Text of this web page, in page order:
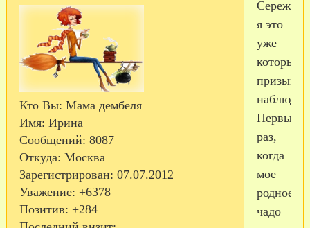
Кто Вы: Мама дембеля
Имя: Ирина
Сообщений: 8087
Откуда: Москва
Зарегистрирован: 07.07.2012
Уважение: +6378
Позитив: +284
Сережа,
я это
уже
который
призыв
Первый
раз,
когда
мое
родное
чадо